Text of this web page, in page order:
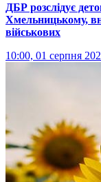
ДБР розслідує
Хмельницькому,
військових
10:00, 01 серпня